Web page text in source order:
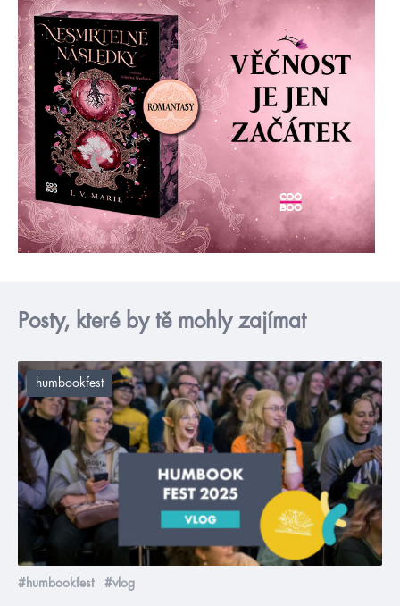
Posty, které by tě mohly zajímat
humbookfest
#humbookfest #vlog